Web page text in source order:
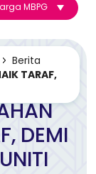
MBPG
Berita
TARAF,
DEMI